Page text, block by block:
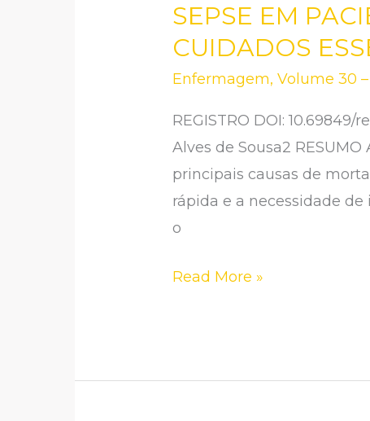
SEPSE EM
CUIDADOS
Enfermagem,Volume 30 –
REGISTRO DOI:
Alves de Sousa2
principais causas de
rápida e a necessidade
o
SEPSE
EM
INTERNADOS
NA
UTI:
ATUAÇÃO
E
CUIDADOS
DE
Read More »